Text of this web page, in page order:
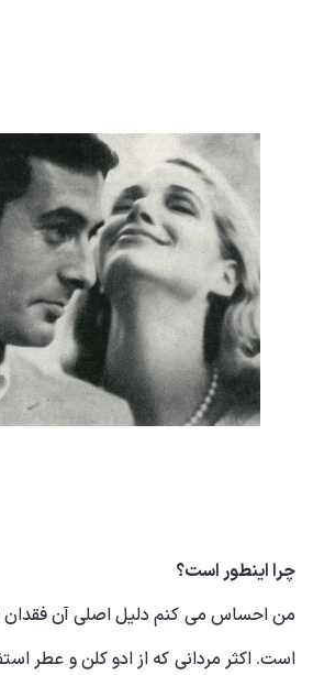
چرا اینطور است؟
من احساس می کنم دلیل اصلی آن فقدان
است. اکثر مردانی که از ادو کلن و عطر